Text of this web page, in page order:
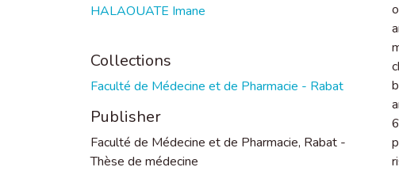
HALAOUATE Imane
Collections
Faculté de Médecine et de Pharmacie - Rabat
Publisher
Faculté de Médecine et de Pharmacie, Rabat -
Thèse de médecine